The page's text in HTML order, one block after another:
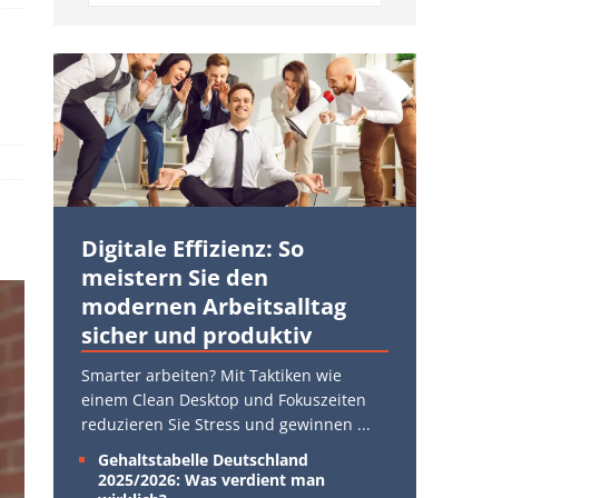
Digitale Effizienz: So
meistern Sie den
modernen Arbeitsalltag
sicher und produktiv
Smarter arbeiten? Mit Taktiken wie
einem Clean Desktop und Fokuszeiten
reduzieren Sie Stress und gewinnen ...
Gehaltstabelle Deutschland
2025/2026: Was verdient man